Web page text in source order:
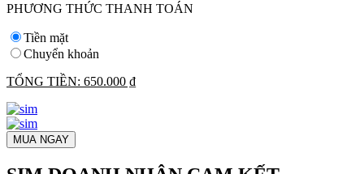
PHƯƠNG THỨC THANH TOÁN
Tiền mặt
Chuyển khoản
TỔNG TIỀN: 650.000 ₫
MUA NGAY